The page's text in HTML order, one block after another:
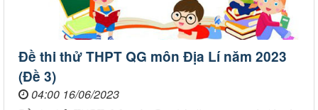
Đề thi thử THPT QG môn Địa Lí năm 2023
(Đề 3)
04:00 16/06/2023